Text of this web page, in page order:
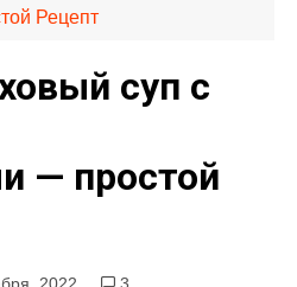
Рецепт
суп с
— простой